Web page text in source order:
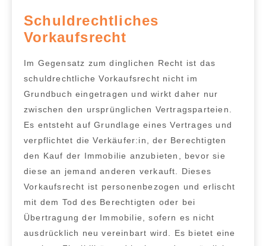
Schuldrechtliches
Vorkaufsrecht
Im Gegensatz zum dinglichen Recht ist das
schuldrechtliche Vorkaufsrecht nicht im
Grundbuch eingetragen und wirkt daher nur
zwischen den ursprünglichen Vertragsparteien
Es entsteht auf Grundlage eines Vertrages und
verpflichtet die Verkäufer:in, der Berechtigten
den Kauf der Immobilie anzubieten, bevor sie
diese an jemand anderen verkauft. Dieses
Vorkaufsrecht ist personenbezogen und erlischt
mit dem Tod des Berechtigten oder bei
Übertragung der Immobilie
, sofern es nicht
ausdrücklich neu vereinbart wird. Es bietet eine